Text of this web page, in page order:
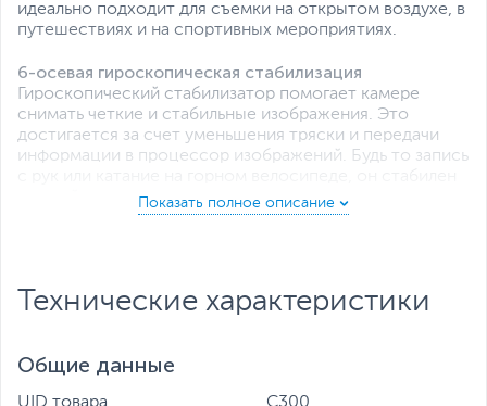
идеально подходит для съемки на открытом воздухе, в
путешествиях и на спортивных мероприятиях.
6-осевая гироскопическая стабилизация
Гироскопический стабилизатор помогает камере
снимать четкие и стабильные изображения. Это
достигается за счет уменьшения тряски и передачи
информации в процессор изображений. Будь то запись
Камера поддерживает подводную запись на глубину до
30 метров благодаря водонепроницаемому корпусу.
сноркелинга, серфинга, катания на лыжах и альпинизма.
Технические характеристики
Общие данные